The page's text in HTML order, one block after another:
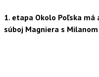
1. etapa Okolo Poľska má
súboj Magniera s Milanom